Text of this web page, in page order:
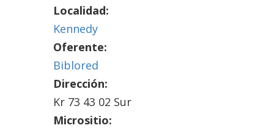
Localidad:
Kennedy
Oferente:
Biblored
Dirección:
Kr 73 43 02 Sur
Micrositio: